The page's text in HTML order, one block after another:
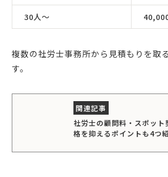
30人〜
複数の社労士事務所から見積もりを取
す。
社労士の顧問料・スポッ
格を抑えるポイントも4つ